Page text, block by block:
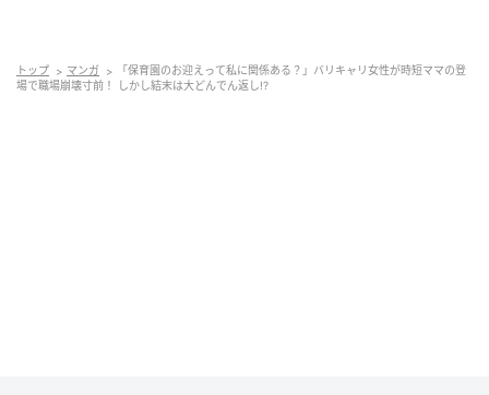
トップ マンガ
「保育園のお迎えって私に関係ある？」バリキャリ女性が時短ママの登
場で職場崩壊寸前！ しかし結末は大どんでん返し!?